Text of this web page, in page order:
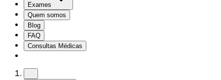
Exames
Quem somos
Blog
FAQ
Consultas Médicas